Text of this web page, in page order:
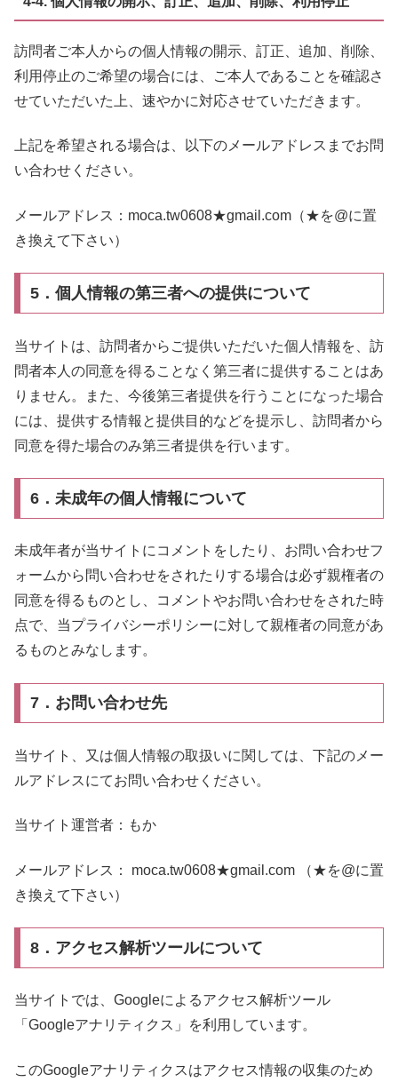
訪問者ご本人からの個人情報の開示、訂正、追加、削除、
利用停止のご希望の場合には、ご本人であることを確認さ
せていただいた上、速やかに対応させていただきます。
上記を希望される場合は、以下のメールアドレスまでお問
い合わせください。
メールアドレス：moca.tw0608★gmail.com（★を@に置
き換えて下さい）
5．個人情報の第三者への提供について
当サイトは、訪問者からご提供いただいた個人情報を、訪
問者本人の同意を得ることなく第三者に提供することはあ
りません。また、今後第三者提供を行うことになった場合
には、提供する情報と提供目的などを提示し、訪問者から
同意を得た場合のみ第三者提供を行います。
6．未成年の個人情報について
未成年者が当サイトにコメントをしたり、お問い合わせフ
ォームから問い合わせをされたりする場合は必ず親権者の
同意を得るものとし、コメントやお問い合わせをされた時
点で、当プライバシーポリシーに対して親権者の同意があ
るものとみなします。
7．お問い合わせ先
当サイト、又は個人情報の取扱いに関しては、下記のメー
ルアドレスにてお問い合わせください。
当サイト運営者：もか
メールアドレス： moca.tw0608★gmail.com （★を@に置
き換えて下さい）
8．アクセス解析ツールについて
当サイトでは、Googleによるアクセス解析ツール
「Googleアナリティクス」を利用しています。
このGoogleアナリティクスはアクセス情報の収集のため